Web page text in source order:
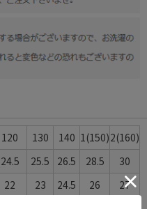
120 130 140 1(150)2(160)
24.5 25.5 26.5 28.5
30
22 23 24.5 26
27